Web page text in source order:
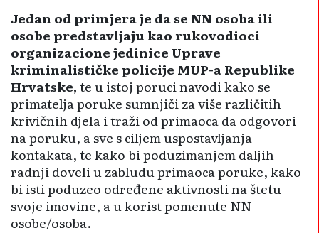
Jedan od primjera je da se NN osoba ili
osobe predstavljaju kao rukovodioci
organizacione jedinice Uprave
kriminalističke policije MUP-a Republike
Hrvatske,te u istoj poruci navodi kako se
primatelja poruke sumnjiči za više različitih
krivičnih djela i traži od primaoca da odgovori
na poruku, a sve s ciljem uspostavljanja
kontakata, te kako bi poduzimanjem daljih
radnji doveli u zabludu primaoca poruke, kako
bi isti poduzeo određene aktivnosti na štetu
svoje imovine, a u korist pomenute NN
osobe/osoba.